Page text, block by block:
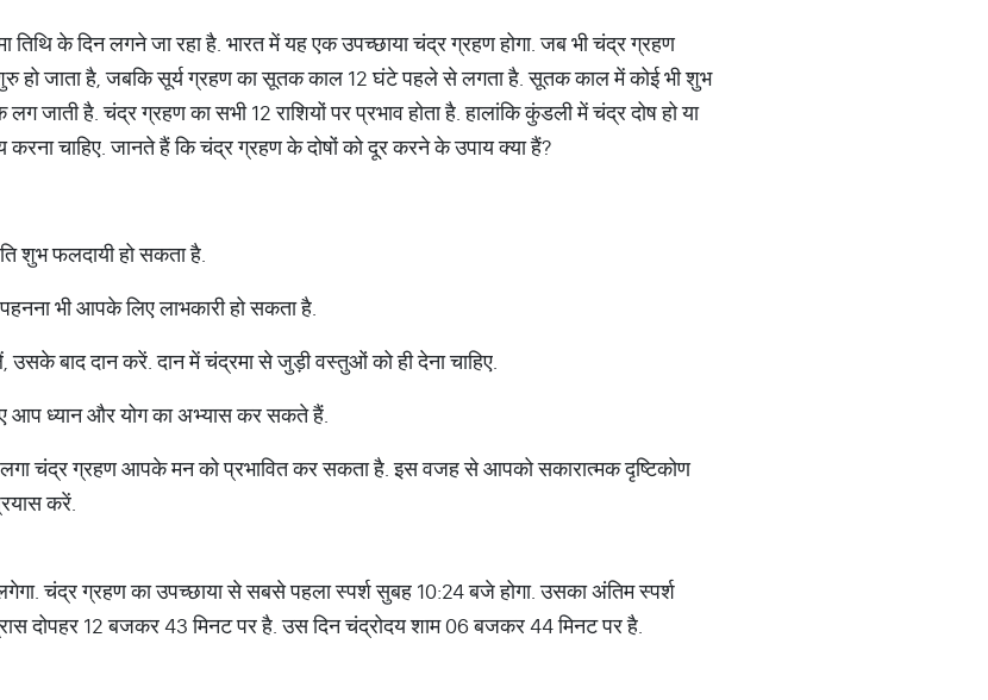
तिथि के दिन लगने जा रहा है. भारत में यह एक उपच्छाया चंद्र ग्रहण होगा. जब भी चंद्र ग्रहण
हो जाता है, जबकि सूर्य ग्रहण का सूतक काल 12 घंटे पहले से लगता है. सूतक काल में कोई भी शुभ
जाती है. चंद्र ग्रहण का सभी 12 राशियों पर प्रभाव होता है. हालांकि कुंडली में चंद्र दोष हो या
चाहिए. जानते हैं कि चंद्र ग्रहण के दोषों को दूर करने के उपाय क्या हैं?
शुभ फलदायी हो सकता है.
भी आपके लिए लाभकारी हो सकता है.
बाद दान करें. दान में चंद्रमा से जुड़ी वस्तुओं को ही देना चाहिए.
आप ध्यान और योग का अभ्यास कर सकते हैं.
लगा चंद्र ग्रहण आपके मन को प्रभावित कर सकता है. इस वजह से आपको सकारात्मक दृष्टिकोण
करें.
चंद्र ग्रहण का उपच्छाया से सबसे पहला स्पर्श सुबह 10:24 बजे होगा. उसका अंतिम स्पर्श
दोपहर 12 बजकर 43 मिनट पर है. उस दिन चंद्रोदय शाम 06 बजकर 44 मिनट पर है.